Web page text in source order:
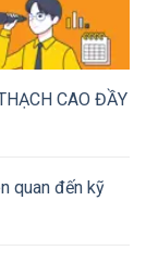
CAO ĐẦY
quan đến kỹ